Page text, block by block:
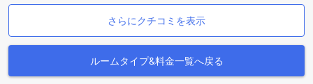
アッコ ビーチ ホテルでは、さまざまなダイニング施設をご用
ックスした雰囲気の中で美味しいコーヒーや軽食を楽しんで
いただけます。また、レストランでは、シェフが厳選した新
鮮な食材を使用した料理を提供しており、本格的な味わいを
さらにクチコミを表示
ルームタイプ&料金一覧へ戻る